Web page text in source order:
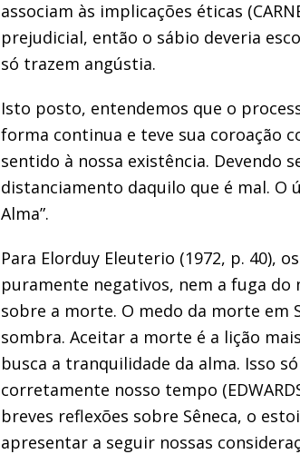
associam às implicações éticas
prejudicial, então o sábio deveria
só trazem angústia.
Isto posto, entendemos que o
forma continua e teve sua coroação
sentido à nossa existência. Devendo
distanciamento daquilo que é mal. O
Alma”.
Para Elorduy Eleuterio (1972, p. 40),
puramente negativos, nem a fuga
sobre a morte. O medo da morte em
sombra. Aceitar a morte é a lição
busca a tranquilidade da alma. Isso
corretamente nosso tempo
breves reflexões sobre Sêneca, o
apresentar a seguir nossas